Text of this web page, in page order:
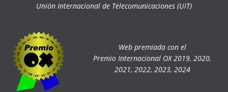
Unión Internacional de Telecomunicaciones (UIT)
Web premiada con el
Premio Internacional OX 2019, 2020,
2021, 2022, 2023, 2024